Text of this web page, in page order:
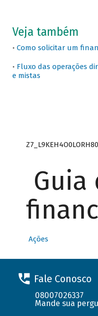
Veja também
• Como solicitar um
• Fluxo das operações
e mistas
Guia
Ações
Fale Conosco
08007026337
Mande sua